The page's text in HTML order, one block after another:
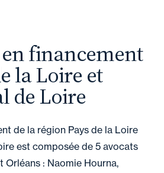
en financement
la Loire et
de Loire
de la région Pays de la Loire
est composée de 5 avocats
Orléans : Naomie Hourna,